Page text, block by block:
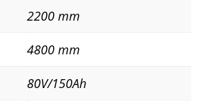
2200 mm
4800 mm
80V/150Ah